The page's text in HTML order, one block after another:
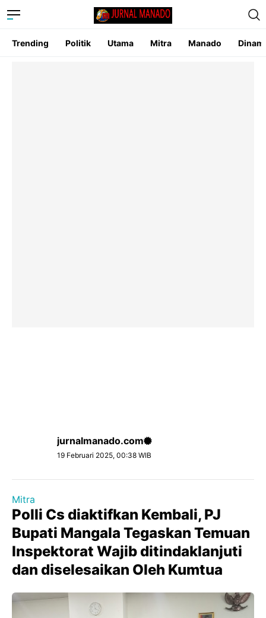
Trending Politik Utama Mitra Manado
jurnalmanado.com
19 Februari 2025, 00:38 WIB
Mitra
Polli Cs diaktifkan Kembali, PJ
Bupati Mangala Tegaskan Temuan
Inspektorat Wajib ditindaklanjuti
dan diselesaikan Oleh Kumtua